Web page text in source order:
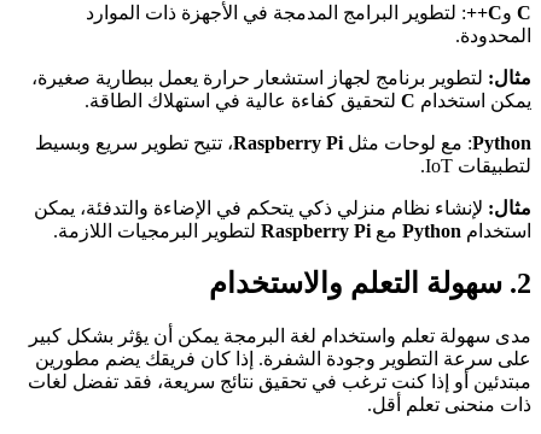
C وC++
: لتطوير البرامج المدمجة في الأجهزة ذات الموارد
المحدودة.
مثال: لتطوير برنامج لجهاز استشعار حرارة يعمل ببطارية صغيرة،
يمكن استخدام C لتحقيق كفاءة عالية في استهلاك الطاقة.
Python: مع لوحات مثل Raspberry Pi، تتيح تطوير سريع وبسيط
لتطبيقات IoT.
مثال: لإنشاء نظام منزلي ذكي يتحكم في الإضاءة والتدفئة، يمكن
استخدام Python مع Raspberry Pi لتطوير البرمجيات اللازمة.
2. سهولة التعلم والاستخدام
مدى سهولة تعلم واستخدام لغة البرمجة يمكن أن يؤثر بشكل كبير
على سرعة التطوير وجودة الشفرة. إذا كان فريقك يضم مطورين
مبتدئين أو إذا كنت ترغب في تحقيق نتائج سريعة، فقد تفضل لغات
ذات منحنى تعلم أقل.